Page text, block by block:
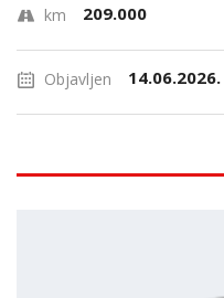
km 209.000
Objavljen 14.06.2026.